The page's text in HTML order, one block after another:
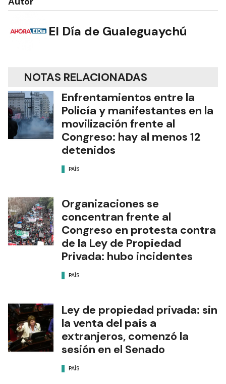
El Día de Gualeguaychú
NOTAS RELACIONADAS
Enfrentamientos entre la
Policía y manifestantes en la
movilización frente al
Congreso: hay al menos 12
detenidos
PAÍS
Organizaciones se
concentran frente al
Congreso en protesta contra
de la Ley de Propiedad
Privada: hubo incidentes
PAÍS
Ley de propiedad privada: sin
la venta del país a
extranjeros, comenzó la
sesión en el Senado
PAÍS